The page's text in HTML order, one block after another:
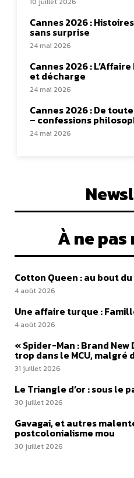
Cannes 2026 :
sans surprise
24 mai 2026
Cannes 2026 :
et décharge
24 mai 2026
Cannes 2026 : De
– confessions
24 mai 2026
À ne
Cotton Queen : au bout
4 août 2026
Une affaire turque :
4 août 2026
« Spider-Man : Brand
trop dans le MCU, malgré
31 juillet 2026
Le Triangle d’or : sous le
30 juillet 2026
Gavagai, et autres
postcolonialisme mou
30 juillet 2026